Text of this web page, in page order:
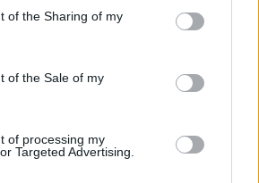
of the Sharing of my
of the Sale of my
of processing my
Targeted Advertising.